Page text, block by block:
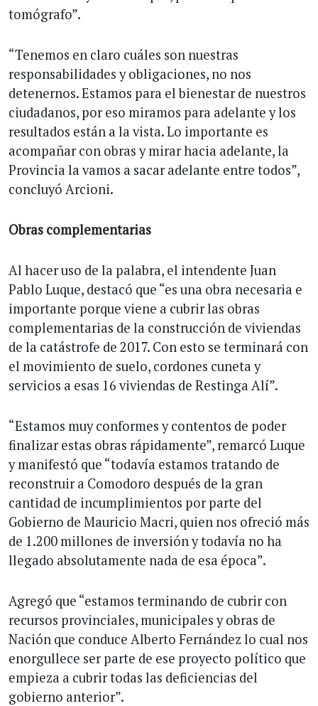
tomógrafo”.
“Tenemos en claro cuáles son nuestras
responsabilidades y obligaciones, no nos
detenernos. Estamos para el bienestar de nuestros
ciudadanos, por eso miramos para adelante y los
resultados están a la vista. Lo importante es
acompañar con obras y mirar hacia adelante, la
Provincia la vamos a sacar adelante entre todos”,
concluyó Arcioni.
Obras complementarias
Al hacer uso de la palabra, el intendente Juan
Pablo Luque, destacó que “es una obra necesaria e
importante porque viene a cubrir las obras
complementarias de la construcción de viviendas
de la catástrofe de 2017. Con esto se terminará con
el movimiento de suelo, cordones cuneta y
servicios a esas 16 viviendas de Restinga Alí”.
“Estamos muy conformes y contentos de poder
finalizar estas obras rápidamente”, remarcó Luque
y manifestó que “todavía estamos tratando de
reconstruir a Comodoro después de la gran
cantidad de incumplimientos por parte del
Gobierno de Mauricio Macri, quien nos ofreció más
de 1.200 millones de inversión y todavía no ha
llegado absolutamente nada de esa época”.
Agregó que “estamos terminando de cubrir con
recursos provinciales, municipales y obras de
Nación que conduce Alberto Fernández lo cual nos
enorgullece ser parte de ese proyecto político que
empieza a cubrir todas las deficiencias del
gobierno anterior”.